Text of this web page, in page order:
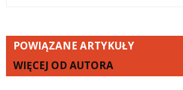
POWIĄZANE ARTYKUŁY
WIĘCEJ OD AUTORA